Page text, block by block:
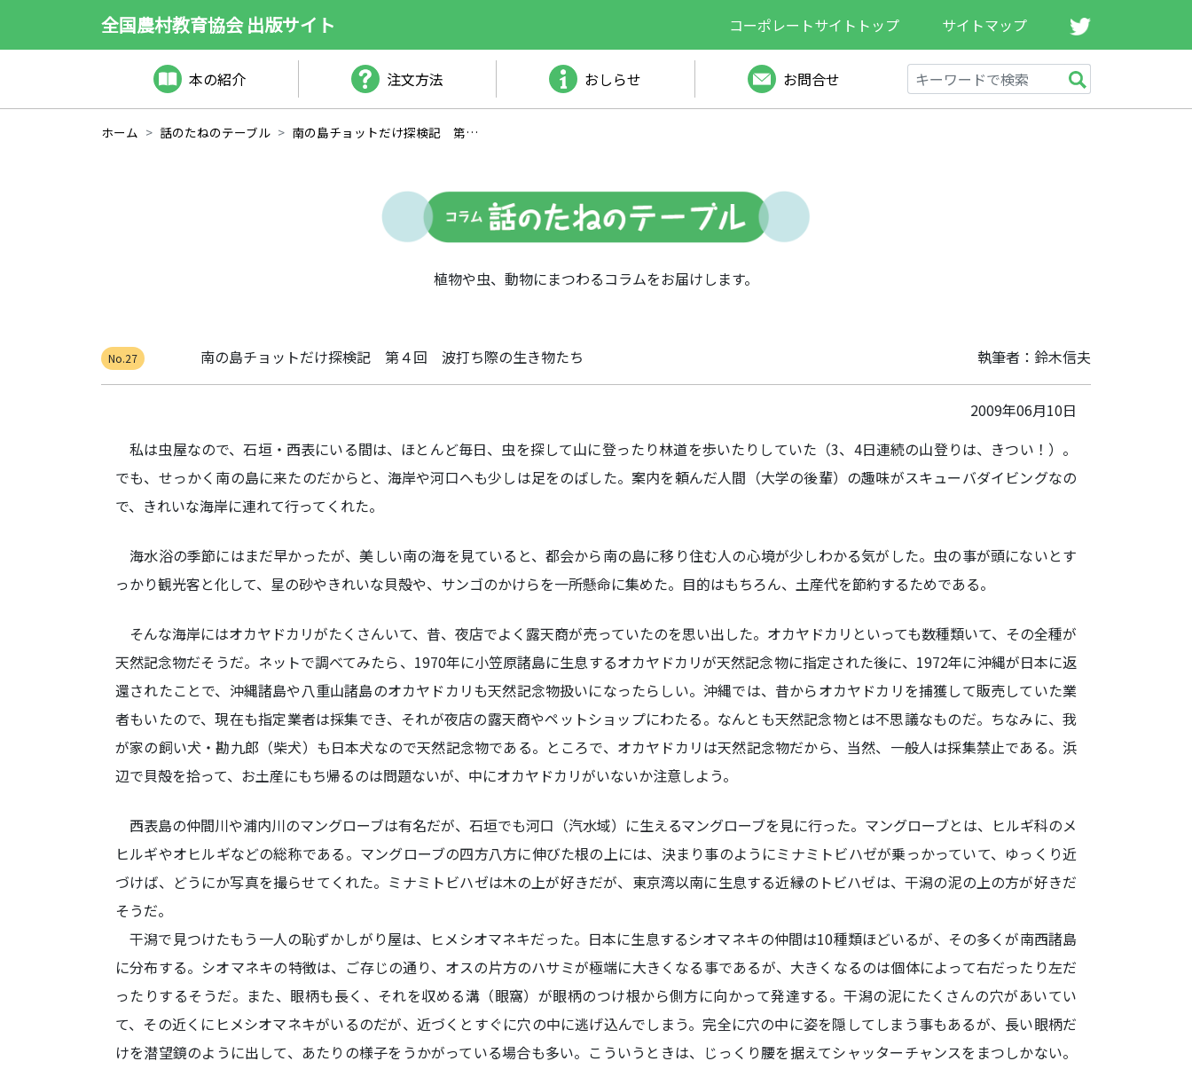
全国農村教育協会 出版サイト コーポレートサイトトップ サイトマップ
本の紹介 注文方法 おしらせ お問合せ
ホーム 話のたねのテーブル 南の島チョットだけ探検記 第４回 波打ち際の生き物たち
植物や虫、動物にまつわるコラムをお届けします。
No.27 南の島チョットだけ探検記 第４回 波打ち際の生き物たち 執筆者：鈴木信夫
2009年06月10日
私は虫屋なので、石垣・西表にいる間は、ほとんど毎日、虫を探して山に登ったり林道を歩いたりしていた（3、4日連続の山登りは、きつい！）。
でも、せっかく南の島に来たのだからと、海岸や河口へも少しは足をのばした。案内を頼んだ人間（大学の後輩）の趣味がスキューバダイビングなの
で、きれいな海岸に連れて行ってくれた。
海水浴の季節にはまだ早かったが、美しい南の海を見ていると、都会から南の島に移り住む人の心境が少しわかる気がした。虫の事が頭にないとす
っかり観光客と化して、星の砂やきれいな貝殻や、サンゴのかけらを一所懸命に集めた。目的はもちろん、土産代を節約するためである。
そんな海岸にはオカヤドカリがたくさんいて、昔、夜店でよく露天商が売っていたのを思い出した。オカヤドカリといっても数種類いて、その全種が
天然記念物だそうだ。ネットで調べてみたら、1970年に小笠原諸島に生息するオカヤドカリが天然記念物に指定された後に、1972年に沖縄が日本に返
還されたことで、沖縄諸島や八重山諸島のオカヤドカリも天然記念物扱いになったらしい。沖縄では、昔からオカヤドカリを捕獲して販売していた業
者もいたので、現在も指定業者は採集でき、それが夜店の露天商やペットショップにわたる。なんとも天然記念物とは不思議なものだ。ちなみに、我
が家の飼い犬・勘九郎（柴犬）も日本犬なので天然記念物である。ところで、オカヤドカリは天然記念物だから、当然、一般人は採集禁止である。浜
辺で貝殻を拾って、お土産にもち帰るのは問題ないが、中にオカヤドカリがいないか注意しよう。
西表島の仲間川や浦内川のマングローブは有名だが、石垣でも河口（汽水域）に生えるマングローブを見に行った。マングローブとは、ヒルギ科のメ
ヒルギやオヒルギなどの総称である。マングローブの四方八方に伸びた根の上には、決まり事のようにミナミトビハゼが乗っかっていて、ゆっくり近
づけば、どうにか写真を撮らせてくれた。ミナミトビハゼは木の上が好きだが、東京湾以南に生息する近縁のトビハゼは、干潟の泥の上の方が好きだ
そうだ。
干潟で見つけたもう一人の恥ずかしがり屋は、ヒメシオマネキだった。日本に生息するシオマネキの仲間は10種類ほどいるが、その多くが南西諸島
に分布する。シオマネキの特徴は、ご存じの通り、オスの片方のハサミが極端に大きくなる事であるが、大きくなるのは個体によって右だったり左だ
ったりするそうだ。また、眼柄も長く、それを収める溝（眼窩）が眼柄のつけ根から側方に向かって発達する。干潟の泥にたくさんの穴があいてい
て、その近くにヒメシオマネキがいるのだが、近づくとすぐに穴の中に逃げ込んでしまう。完全に穴の中に姿を隠してしまう事もあるが、長い眼柄だ
けを潜望鏡のように出して、あたりの様子をうかがっている場合も多い。こういうときは、じっくり腰を据えてシャッターチャンスをまつしかない。